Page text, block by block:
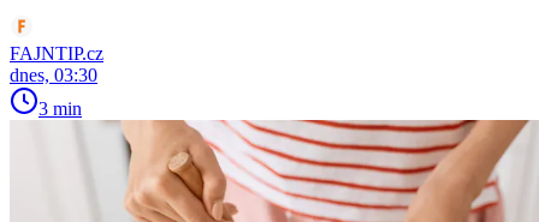
FAJNTIP.cz
dnes, 03:30
3 min